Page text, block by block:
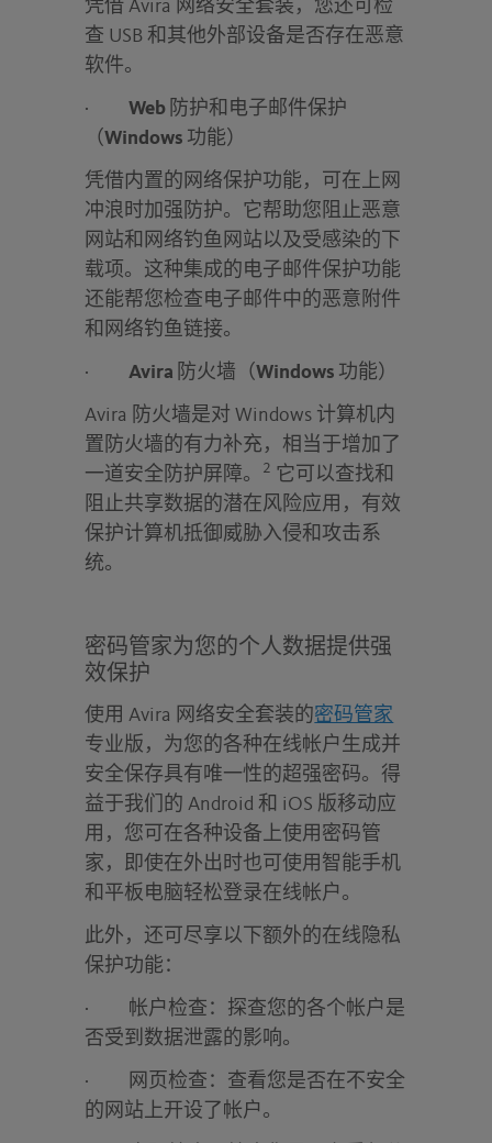
凭借 Avira 网络安全套装，您还可检
查 USB 和其他外部设备是否存在恶意
软件。
·Web 防护和电子邮件保护
（Windows 功能）
凭借内置的网络保护功能，可在上网
冲浪时加强防护。它帮助您阻止恶意
网站和网络钓鱼网站以及受感染的下
载项。这种集成的电子邮件保护功能
还能帮您检查电子邮件中的恶意附件
和网络钓鱼链接。
·Avira 防火墙（Windows 功能）
Avira 防火墙是对 Windows 计算机内
置防火墙的有力补充，相当于增加了
一道安全防护屏障。
2 它可以查找和
阻止共享数据的潜在风险应用，有效
保护计算机抵御威胁入侵和攻击系
统。
密码管家为您的个人数据提供强
效保护
使用 Avira 网络安全套装的密码管家
专业版，为您的各种在线帐户生成并
安全保存具有唯一性的超强密码。得
益于我们的 Android 和 iOS 版移动应
用，您可在各种设备上使用密码管
家，即使在外出时也可使用智能手机
和平板电脑轻松登录在线帐户。
此外，还可尽享以下额外的在线隐私
保护功能：
· 帐户检查： 探查您的各个帐户是
否受到数据泄露的影响。
· 网页检查： 查看您是否在不安全
的网站上开设了帐户。